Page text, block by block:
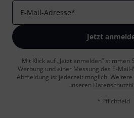
E-Mail-Adresse*
Jetzt
Mit Klick auf „Jetzt anmelden“ stimmen
Werbung und einer Messung des E-
Abmeldung ist jederzeit möglich.
unseren
* Pflichtfeld